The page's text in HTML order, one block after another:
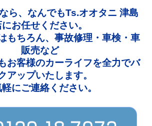
ら、なんでもTs.オオタニ 津島
にお任せください。
もちろん、事故修理・車検・車
販売など
お客様のカーライフを全力でバ
アップいたします。
にご連絡ください。